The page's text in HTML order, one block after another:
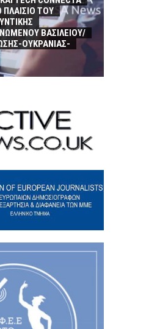
ΠΛΑΙΣΙΟ ΤΟΥ
ΒΑΣΙΛΕΙΟΥ/
ΟΥΚΡΑΝΙΑΣ-